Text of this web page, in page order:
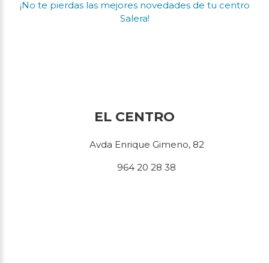
¡No te pierdas las mejores novedades de tu centro
Salera!
EL CENTRO
Avda Enrique Gimeno, 82
964 20 28 38